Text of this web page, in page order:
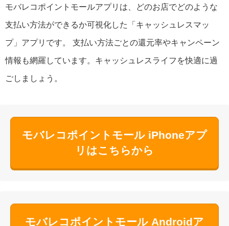
モバレコポイントモールアプリは、どのお店でどのような
支払い方法ができるか可視化した「キャッシュレスマッ
プ」アプリです。 支払い方法ごとの還元率やキャンペーン
情報も網羅しています。キャッシュレスライフを快適に過
ごしましょう。
モバレコポイントモール iPhoneアプ
リはこちらから
モバレコポイントモール Androidア